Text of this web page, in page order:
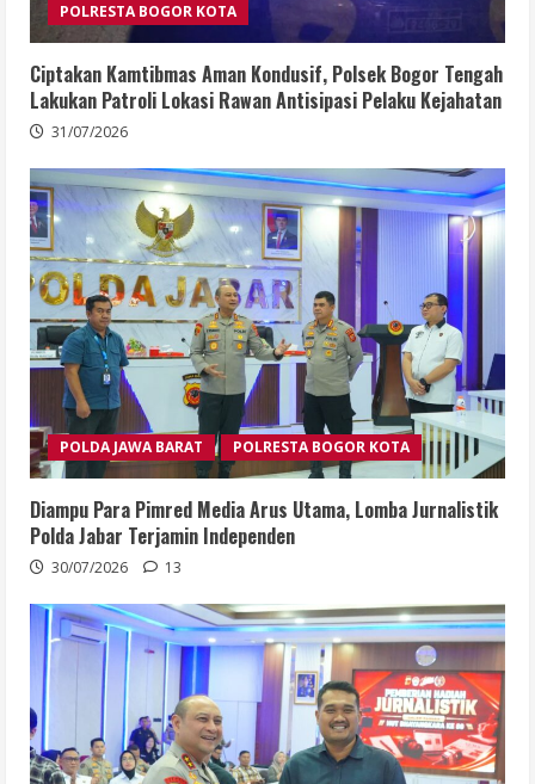
POLRESTA BOGOR KOTA
Ciptakan Kamtibmas Aman Kondusif, Polsek Bogor Tengah
Lakukan Patroli Lokasi Rawan Antisipasi Pelaku Kejahatan
31/07/2026
POLDA JAWA BARAT POLRESTA BOGOR KOTA
Diampu Para Pimred Media Arus Utama, Lomba Jurnalistik
Polda Jabar Terjamin Independen
30/07/2026 13